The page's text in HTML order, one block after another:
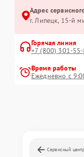
Адрес
г. Липецк, 15-й
Горячая линия
+7 (800) 301-
Время работы
Ежедневно с
Сервисный